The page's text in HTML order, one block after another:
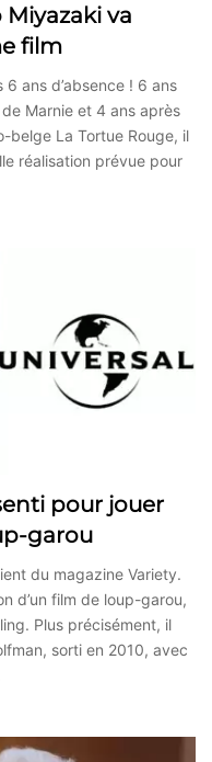
Miyazaki va
film
ans d’absence ! 6 ans
Marnie et 4 ans après
La Tortue Rouge, il
réalisation prévue pour
pour jouer
garou
du magazine Variety.
d’un film de loup-garou,
Plus précisément, il
sorti en 2010, avec